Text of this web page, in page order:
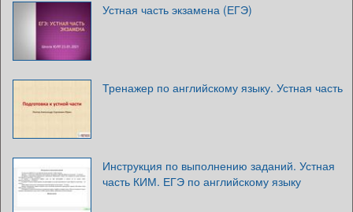
Устная часть экзамена (ЕГЭ)
Тренажер по английскому языку. Устная часть
Инструкция по выполнению заданий. Устная
часть КИМ. ЕГЭ по английскому языку